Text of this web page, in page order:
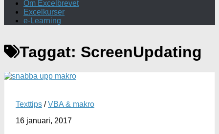
Om Excelbrevet
Excelkurser
e-Learning
Taggat: ScreenUpdating
Texttips /VBA & makro
16 januari, 2017